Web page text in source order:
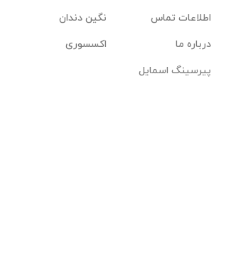
اطلاعات تماس
درباره ما
پیرسینگ اسمایل
نگین دندان
اکسسوری